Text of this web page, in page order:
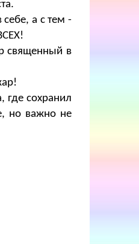
а с тем -
священный в
где сохранил
но важно не